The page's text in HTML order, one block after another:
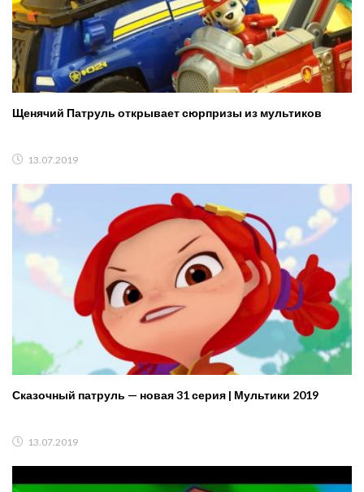
Щенячий Патруль открывает сюрпризы из мультиков
13.07.2019
Сказочный патруль — новая 31 серия | Мультики 2019
13.07.2019